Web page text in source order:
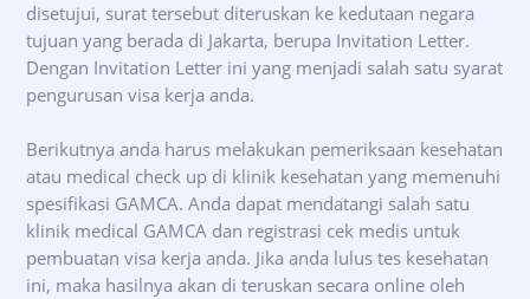
disetujui, surat tersebut diteruskan ke kedutaan negara
tujuan yang berada di Jakarta, berupa Invitation Letter.
Dengan Invitation Letter ini yang menjadi salah satu syarat
pengurusan visa kerja anda.
Berikutnya anda harus melakukan pemeriksaan kesehatan
atau medical check up di klinik kesehatan yang memenuhi
spesifikasi GAMCA. Anda dapat mendatangi salah satu
klinik medical GAMCA dan registrasi cek medis untuk
pembuatan visa kerja anda. Jika anda lulus tes kesehatan
ini, maka hasilnya akan di teruskan secara online oleh